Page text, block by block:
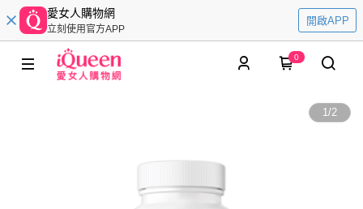
愛女人購物網
立刻使用官方APP
開啟APP
0
1/2